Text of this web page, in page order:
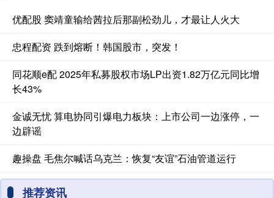
优配股 窦靖童输给茜拉后那副松劲儿，才最让人火大
忠程配资 跌到熔断！韩国股市，突发！
同花顺e配 2025年私募股权市场LP出资1.82万亿元同比增
长43%
金诚无忧 算电协同引爆电力板块：上市公司一边涨停，一
边辟谣
趣操盘 毛焦尔喊话乌克兰：恢复“友谊”石油管道运行
推荐资讯